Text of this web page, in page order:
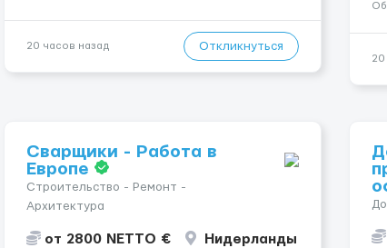
(стены, перегородки, потолки); - Укладка плитки на
20 часов назад Откликнуться
20
Сварщики - Работа в
Европе
Строительство - Ремонт -
Архитектура
от 2800 NETTO € Нидерланды